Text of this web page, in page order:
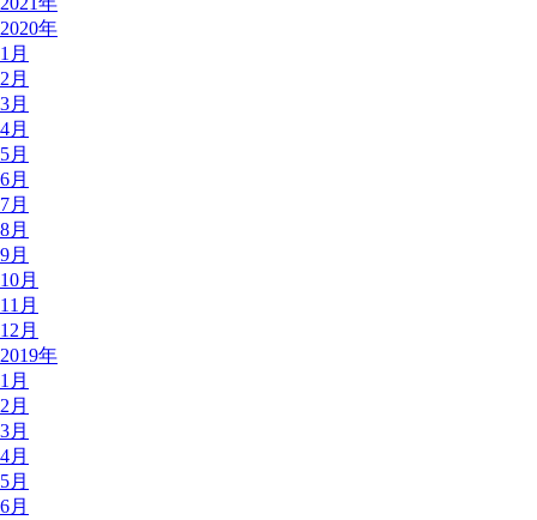
2020年
1月
2月
3月
4月
5月
6月
7月
8月
9月
10月
11月
12月
2019年
1月
2月
3月
4月
5月
6月